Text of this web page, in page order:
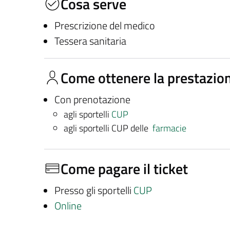
Prescrizione del medico
Tessera sanitaria
Come ottenere la
Con prenotazione
agli sportelli CUP
agli sportelli CUP delle farmacie
Come pagare il ticket
Presso gli sportelli CUP
Online